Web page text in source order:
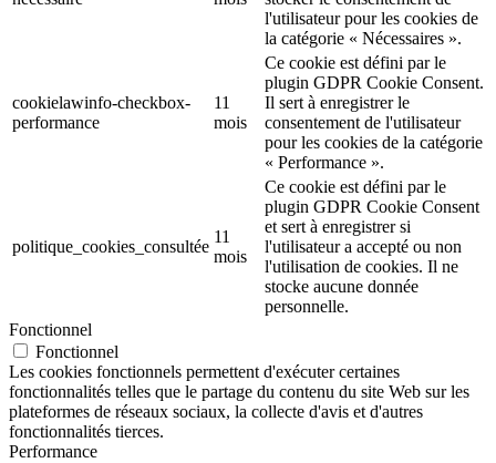
l'utilisateur pour les cookies de
la catégorie « Nécessaires ».
cookielawinfo-checkbox-
performance
11
mois
Ce cookie est défini par le
plugin GDPR Cookie Consent.
Il sert à enregistrer le
consentement de l'utilisateur
pour les cookies de la catégorie
« Performance ».
politique_cookies_consultée
11
mois
Ce cookie est défini par le
plugin GDPR Cookie Consent
et sert à enregistrer si
l'utilisateur a accepté ou non
l'utilisation de cookies. Il ne
stocke aucune donnée
personnelle.
Fonctionnel
Fonctionnel
Les cookies fonctionnels permettent d'exécuter certaines
fonctionnalités telles que le partage du contenu du site Web sur les
plateformes de réseaux sociaux, la collecte d'avis et d'autres
fonctionnalités tierces.
Performance